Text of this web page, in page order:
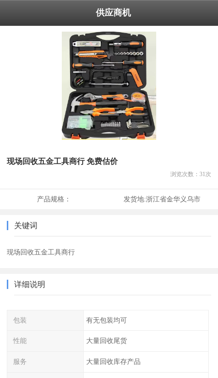
供应商机
现场回收五金工具商行 免费估价
浏览次数： 31 次
产品规格： 发货地:浙江省金华义乌市
关键词
现场回收五金工具商行
详细说明
包装 有无包装均可
性能 大量回收尾货
服务 大量回收库存产品